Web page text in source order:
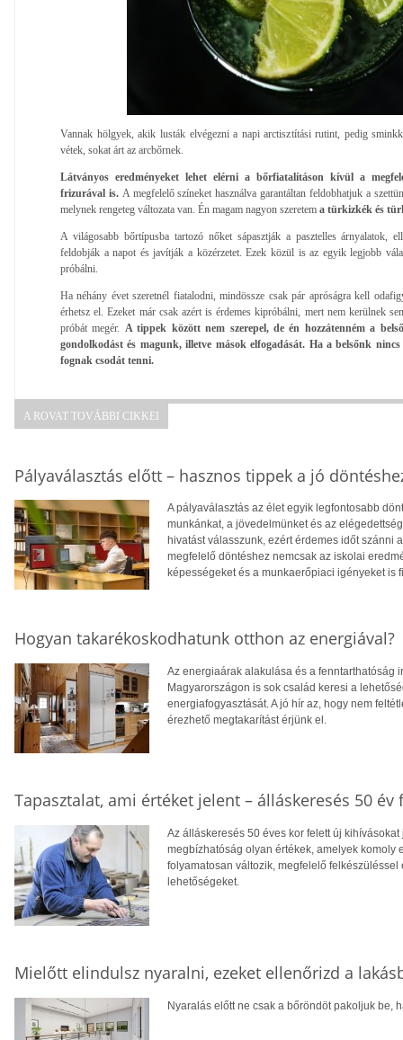
Vannak hölgyek, akik lusták elvégezni a napi arctisztítási rutint, pedig
vétek, sokat árt az arcbőrnek.
Látványos eredményeket lehet elérni a bőrfiatalításon kívül a
frizurával is. A megfelelő színeket használva garantáltan feldobhatjuk a
melynek rengeteg változata van. Én magam nagyon szeretem a türkizkék és
A világosabb bőrtípusba tartozó nőket sápasztják a pasztelles árnyalatok,
feldobják a napot és javítják a közérzetet. Ezek közül is az egyik legjobb
próbálni.
Ha néhány évet szeretnél fiatalodni, mindössze csak pár apróságra kell
érhetsz el. Ezeket már csak azért is érdemes kipróbálni, mert nem kerülnek
próbát megér. A tippek között nem szerepel, de én hozzátenném a
gondolkodást és magunk, illetve mások elfogadását. Ha a belsőnk
fognak csodát tenni.
A ROVAT TOVÁBBI CIKKEI
Pályaválasztás előtt – hasznos tippek a jó
A pályaválasztás az élet egyik legfontosabb
munkánkat, a jövedelmünket és az
hivatást válasszunk, ezért érdemes időt szánni
megfelelő döntéshez nemcsak az iskolai
képességeket és a munkaerőpiaci igényeket is
Hogyan takarékoskodhatunk otthon az energiával?
Az energiaárak alakulása és a fenntarthatóság
Magyarországon is sok család keresi a
energiafogyasztását. A jó hír az, hogy nem
érezhető megtakarítást érjünk el.
Tapasztalat, ami értéket jelent – álláskeresés 50 év
Az álláskeresés 50 éves kor felett új
megbízhatóság olyan értékek, amelyek komoly
folyamatosan változik, megfelelő
lehetőségeket.
Mielőtt elindulsz nyaralni, ezeket ellenőrizd a
Nyaralás előtt ne csak a bőröndöt pakoljuk be,